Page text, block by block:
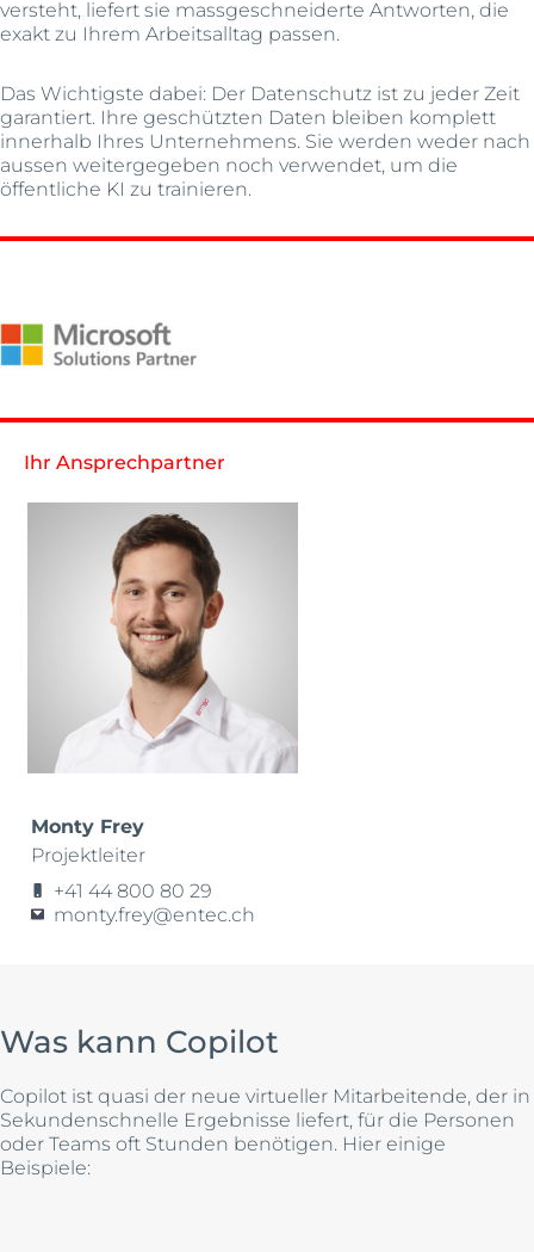
versteht, liefert sie massgeschneiderte Antworten, die
exakt zu Ihrem Arbeitsalltag passen.
Das Wichtigste dabei: Der Datenschutz ist zu jeder Zeit
garantiert. Ihre geschützten Daten bleiben komplett
innerhalb Ihres Unternehmens. Sie werden weder nach
aussen weitergegeben noch verwendet, um die
öffentliche KI zu trainieren.
Ihr Ansprechpartner
Monty Frey
Projektleiter
+41 44 800 80 29
monty.frey@entec.ch
Was kann Copilot
Copilot ist quasi der neue virtueller Mitarbeitende, der in
Sekundenschnelle Ergebnisse liefert, für die Personen
oder Teams oft Stunden benötigen. Hier einige
Beispiele: